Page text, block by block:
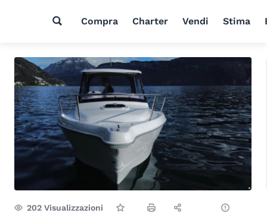
Compra Charter Vendi Stima
202 Visualizzazioni